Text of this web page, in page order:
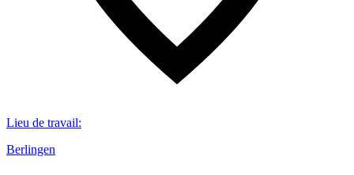
Lieu de travail:
Berlingen